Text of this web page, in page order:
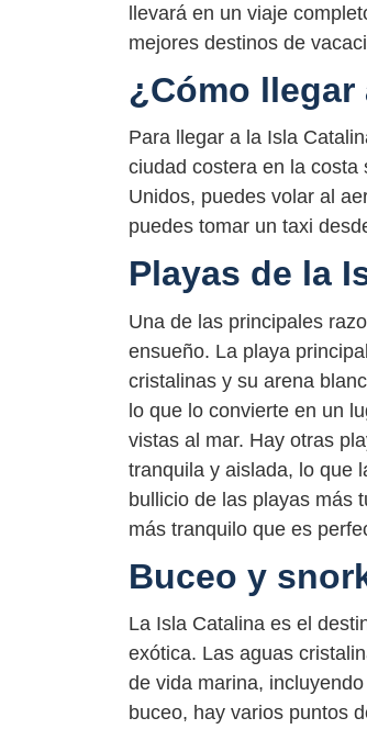
llevará en un viaje
mejores destinos de
¿Cómo llegar
Para llegar a la Isla
ciudad costera en la
Unidos, puedes volar al
puedes tomar un taxi
Playas de la
Una de las principales
ensueño. La playa
cristalinas y su arena
lo que lo convierte en un
vistas al mar. Hay otras
tranquila y aislada, lo que
bullicio de las playas más
más tranquilo que es
Buceo y
La Isla Catalina es el
exótica. Las aguas
de vida marina,
buceo, hay varios puntos